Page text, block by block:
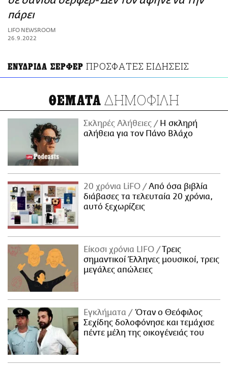
ΑΜΠΑ
PRINT
πάρει
LIFO NEWSROOM
26.9.2022
ΕΝΥΔΡΙΔΑ ΣΕΡΦΕΡ ΠΡΟΣΦΑΤΕΣ ΕΙΔΗΣΕΙΣ
ΘΕΜΑΤΑ ΔΗΜΟΦΙΛΗ
Σκληρές Αλήθειες
H σκληρή
αλήθεια για τον Πάνο Βλάχο
20 χρόνια LiFO
Από όσα βιβλία
διάβασες τα τελευταία 20 χρόνια,
αυτό ξεχωρίζεις
Είκοσι χρόνια LIFO
Tρεις
σημαντικοί Έλληνες μουσικοί, τρεις
μεγάλες απώλειες
Εγκλήματα
Όταν ο Θεόφιλος
Σεχίδης δολοφόνησε και τεμάχισε
πέντε μέλη της οικογένειάς του